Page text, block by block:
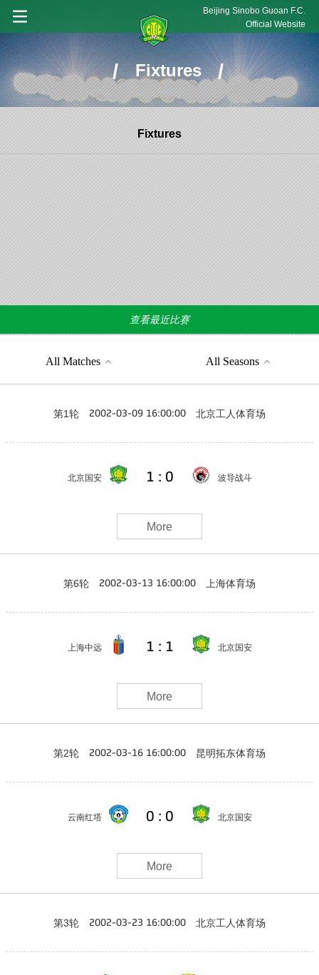
Beijing Sinobo Guoan F.C.
Official Website
/ Fixtures /
Fixtures
查看最近比赛
All Matches All Seasons
第1轮 2002-03-09 16:00:00 北京工人体育场
北京国安 1 : 0 波导战斗
More
第6轮 2002-03-13 16:00:00 上海体育场
上海中远 1 : 1 北京国安
More
第2轮 2002-03-16 16:00:00 昆明拓东体育场
云南红塔 0 : 0 北京国安
More
第3轮 2002-03-23 16:00:00 北京工人体育场